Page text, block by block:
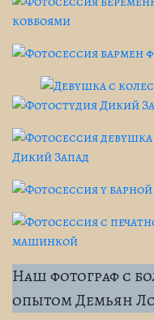
Наш фотограф с
опытом Демьян